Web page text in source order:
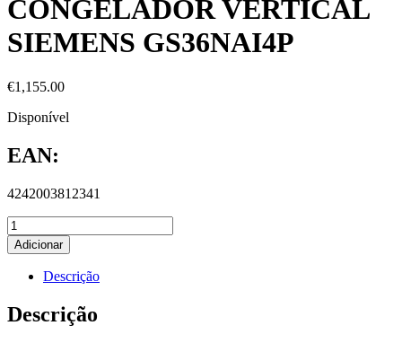
CONGELADOR VERTICAL
SIEMENS GS36NAI4P
€1,155.00
Disponível
EAN:
4242003812341
Adicionar
Descrição
Descrição